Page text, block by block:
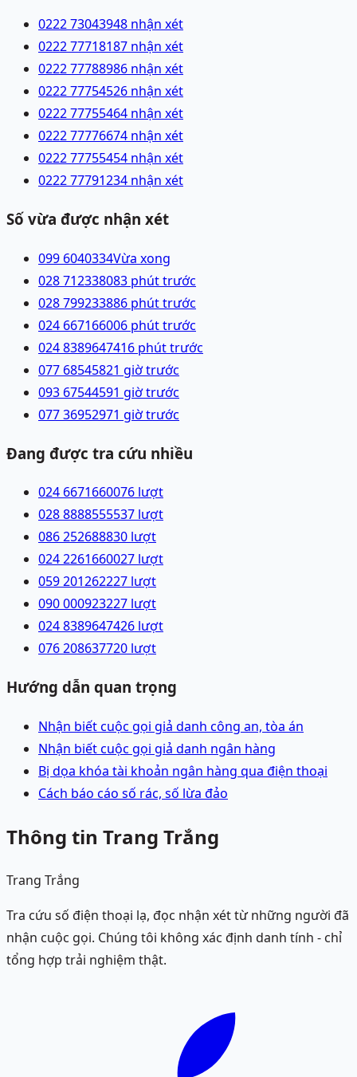
0222 73043948 nhận xét
0222 77718187 nhận xét
0222 77788986 nhận xét
0222 77754526 nhận xét
0222 77755464 nhận xét
0222 77776674 nhận xét
0222 77755454 nhận xét
0222 77791234 nhận xét
Số vừa được nhận xét
099 6040334Vừa xong
028 712338083 phút trước
028 799233886 phút trước
024 667166006 phút trước
024 8389647416 phút trước
077 68545821 giờ trước
093 67544591 giờ trước
077 36952971 giờ trước
Đang được tra cứu nhiều
024 6671660076 lượt
028 8888555537 lượt
086 252688830 lượt
024 2261660027 lượt
059 201262227 lượt
090 000923227 lượt
024 8389647426 lượt
076 208637720 lượt
Hướng dẫn quan trọng
Nhận biết cuộc gọi giả danh công an, tòa án
Nhận biết cuộc gọi giả danh ngân hàng
Bị dọa khóa tài khoản ngân hàng qua điện thoại
Cách báo cáo số rác, số lừa đảo
Thông tin Trang Trắng
Trang Trắng
Tra cứu số điện thoại lạ, đọc nhận xét từ những người đã
nhận cuộc gọi. Chúng tôi không xác định danh tính - chỉ
tổng hợp trải nghiệm thật.